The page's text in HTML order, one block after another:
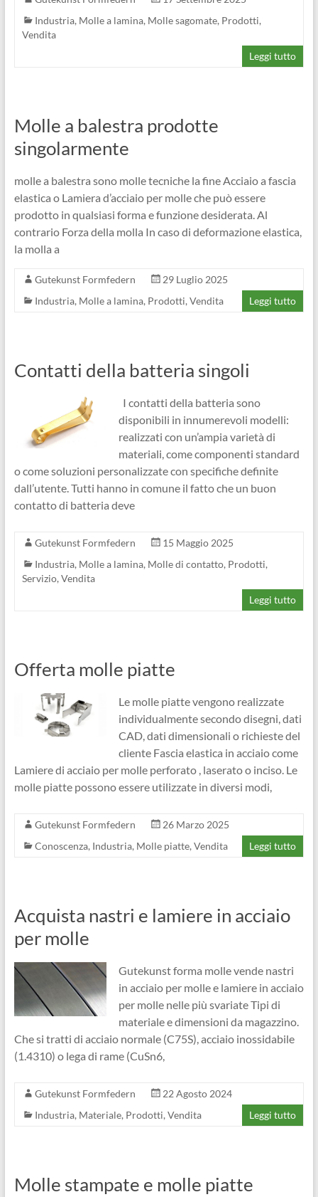
Industria, Molle a lamina, Molle sagomate, Prodotti,
Vendita
Leggi tutto
Molle a balestra prodotte
singolarmente
molle a balestra sono molle tecniche la fine Acciaio a fascia
elastica o Lamiera d’acciaio per molle che può essere
prodotto in qualsiasi forma e funzione desiderata. Al
contrario Forza della molla In caso di deformazione elastica,
la molla a
Gutekunst Formfedern
29 Luglio 2025
Industria, Molle a lamina, Prodotti, Vendita Leggi tutto
Contatti della batteria singoli
I contatti della batteria sono
disponibili in innumerevoli modelli:
realizzati con un’ampia varietà di
materiali, come componenti standard
o come soluzioni personalizzate con specifiche definite
dall’utente. Tutti hanno in comune il fatto che un buon
contatto di batteria deve
Gutekunst Formfedern
15 Maggio 2025
Industria, Molle a lamina, Molle di contatto, Prodotti,
Servizio, Vendita
Leggi tutto
Offerta molle piatte
Le molle piatte vengono realizzate
individualmente secondo disegni, dati
CAD, dati dimensionali o richieste del
cliente Fascia elastica in acciaio come
Lamiere di acciaio per molle perforato , laserato o inciso. Le
molle piatte possono essere utilizzate in diversi modi,
Gutekunst Formfedern
26 Marzo 2025
Conoscenza, Industria, Molle piatte, Vendita Leggi tutto
Acquista nastri e lamiere in acciaio
per molle
Gutekunst forma molle vende nastri
in acciaio per molle e lamiere in acciaio
per molle nelle più svariate Tipi di
materiale e dimensioni da magazzino.
Che si tratti di acciaio normale (C75S), acciaio inossidabile
(1.4310) o lega di rame (CuSn6,
Gutekunst Formfedern
22 Agosto 2024
Industria, Materiale, Prodotti, Vendita Leggi tutto
Molle stampate e molle piatte